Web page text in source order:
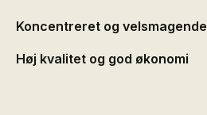
Koncentreret og velsmagende
Høj kvalitet og god økonomi